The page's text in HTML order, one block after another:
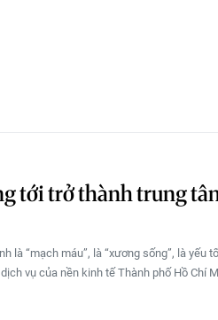
tới trở thành trung
là “mạch máu”, là “xương sống”, là yếu tố
vụ của nền kinh tế Thành phố Hồ Chí